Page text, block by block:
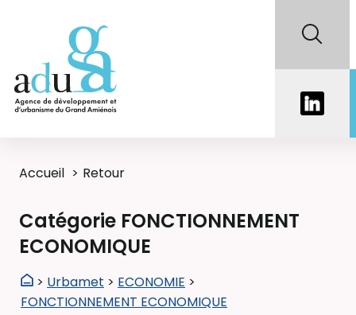
Accueil Retour
Catégorie FONCTIONNEMENT
ECONOMIQUE
> Urbamet > ECONOMIE >
FONCTIONNEMENT ECONOMIQUE